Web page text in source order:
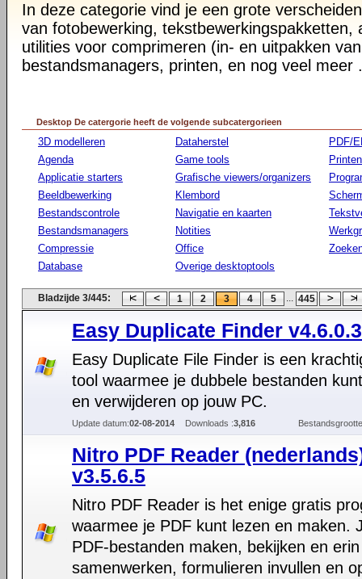
In deze categorie vind je een grote
van fotobewerking, tekstbewerkingspakketten,
utilities voor comprimeren (in- en uitpakken
bestandsmanagers, printen, en nog veel meer
Desktop De catergorie heeft de volgende subcatergorieen
3D modelleren
Agenda
Applicatie starters
Beeldbewerking
Bestandscontrole
Bestandsmanagers
Compressie
Database
Dataherstel
Game tools
Grafische viewers/organizers
Klembord
Navigatie en kaarten
Notities
Office
Overige desktoptools
PDF/
Printen
Bladzijde 3/445: 1 2 3 4 5 ... 445
Easy Duplicate Finder
Easy Duplicate File Finder is een
tool waarmee je dubbele bestanden
en verwijderen op jouw PC.
Update datum:02-08-2014 Downloads :3,816
Nitro PDF Reader
v3.5.6.5
Nitro PDF Reader is het enige gratis
waarmee je PDF kunt lezen en maken.
PDF-bestanden maken, bekijken en erin
samenwerken, formulieren invullen en